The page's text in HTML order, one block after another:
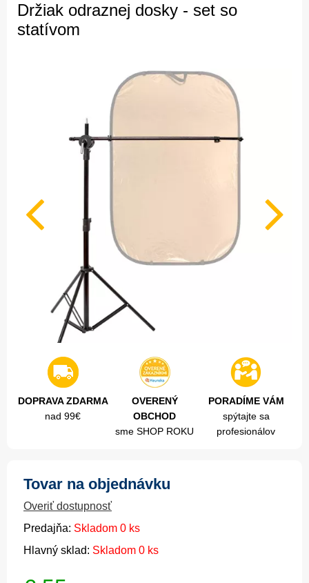
Držiak odraznej dosky - set so
statívom
DOPRAVA ZDARMA
nad 99€
OVERENÝ
OBCHOD
sme SHOP ROKU
PORADÍME VÁM
spýtajte sa
profesionálov
Tovar na objednávku
Overiť dostupnosť
Predajňa: Skladom 0 ks
Hlavný sklad: Skladom 0 ks